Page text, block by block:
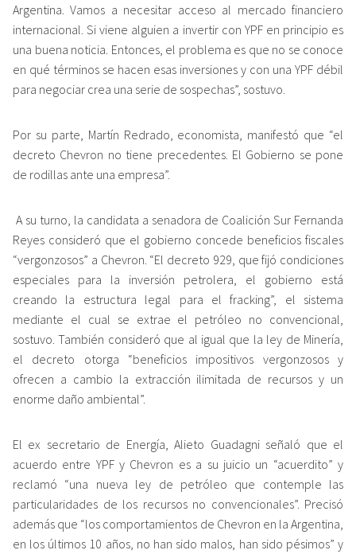
Argentina. Vamos a necesitar acceso al mercado financiero
internacional. Si viene alguien a invertir con YPF en principio es
una buena noticia. Entonces, el problema es que no se conoce
en qué términos se hacen esas inversiones y con una YPF débil
para negociar crea una serie de sospechas”, sostuvo.
Por su parte, Martín Redrado, economista, manifestó que “el
decreto Chevron no tiene precedentes. El Gobierno se pone
de rodillas ante una empresa”.
A su turno, la candidata a senadora de Coalición Sur Fernanda
Reyes consideró que el gobierno concede beneficios fiscales
“vergonzosos” a Chevron. “El decreto 929, que fijó condiciones
especiales para la inversión petrolera, el gobierno está
creando la estructura legal para el fracking”, el sistema
mediante el cual se extrae el petróleo no convencional,
sostuvo. También consideró que al igual que la ley de Minería,
el decreto otorga “beneficios impositivos vergonzosos y
ofrecen a cambio la extracción ilimitada de recursos y un
enorme daño ambiental”.
El ex secretario de Energía, Alieto Guadagni señaló que el
acuerdo entre YPF y Chevron es a su juicio un “acuerdito” y
reclamó “una nueva ley de petróleo que contemple las
particularidades de los recursos no convencionales”. Precisó
además que “los comportamientos de Chevron en la Argentina,
en los últimos 10 años, no han sido malos, han sido pésimos” y